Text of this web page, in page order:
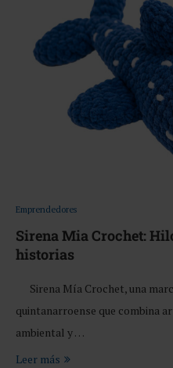
Emprendedores
Sirena Mia Crochet:
historias
Sirena Mía Crochet, una
quintanarroense que combina
ambiental y …
Leer más